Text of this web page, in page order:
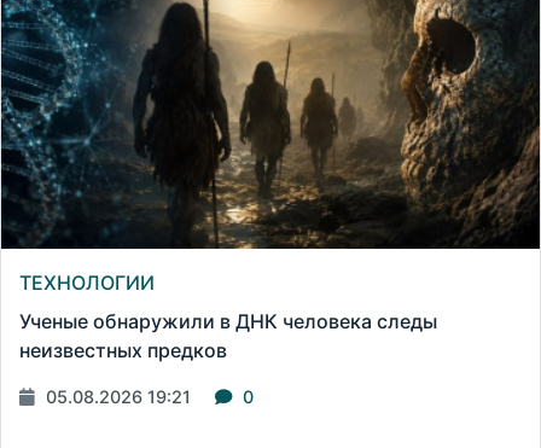
ТЕХНОЛОГИИ
Ученые обнаружили в ДНК человека следы
неизвестных предков
05.08.2026 19:21 0